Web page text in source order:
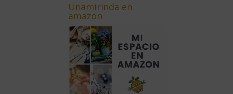
Unamirinda en
amazon